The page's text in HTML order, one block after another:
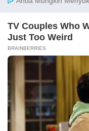
Investasi
Info
Indeks
Insight
Databoks
Event
KatadataOto